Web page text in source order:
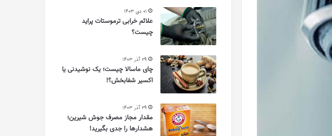
01 دی 1403
علائم خرابی ترموستات پراید
چیست؟
29 آذر 1403
چای ماسالا چیست؛ یک نوشیدنی یا
اکسیر شفابخش؟!
29 آذر 1403
مقدار مجاز مصرف جوش شیرین؛
هشدارها را جدی بگیرید!